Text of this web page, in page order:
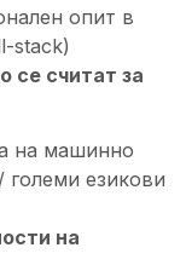
опит в
stack)
се считат за
на машинно
езикови
на